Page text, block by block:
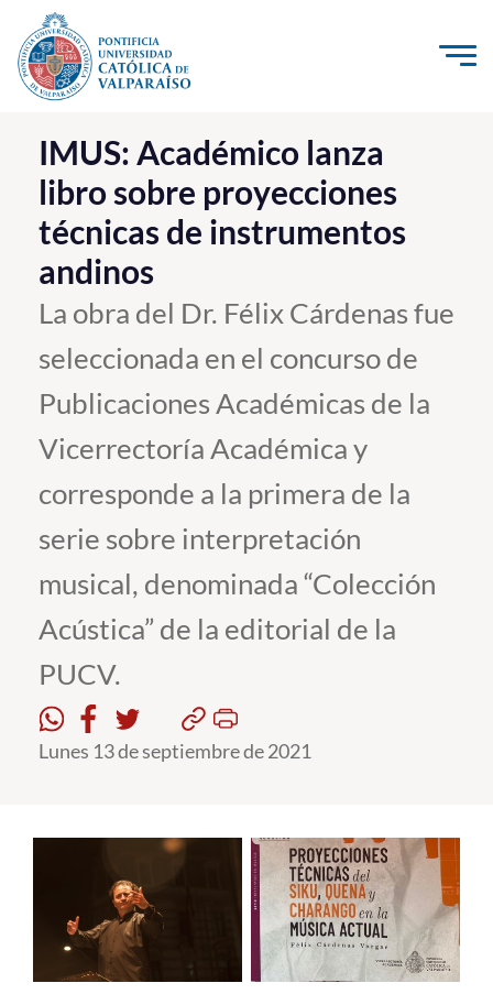
Click acá para ir directamente al contenido
La Universidad
Investigación, Creación e Innovación
PUCV Internacional
Vinculación con el Medio
Admisión
Pregrado
Postgrado
Estudiantes
Académicos
Funcionarios
Alumni
IMUS: Académico lanza
libro sobre proyecciones
técnicas de instrumentos
andinos
La obra del Dr. Félix Cárdenas fue
seleccionada en el concurso de
Publicaciones Académicas de la
Vicerrectoría Académica y
corresponde a la primera de la
serie sobre interpretación
musical, denominada “Colección
Acústica” de la editorial de la
PUCV.
Lunes 13 de septiembre de 2021